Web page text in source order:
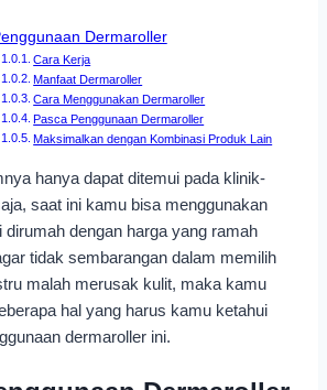
Dermaroller
Cara Kerja
Manfaat Dermaroller
Cara Menggunakan Dermaroller
Pasca Penggunaan Dermaroller
Maksimalkan dengan Kombinasi Produk Lain
hanya dapat ditemui pada klinik-
saat ini kamu bisa menggunakan
dirumah dengan harga yang ramah
tidak sembarangan dalam memilih
malah merusak kulit, maka kamu
hal yang harus kamu ketahui
dermaroller ini.